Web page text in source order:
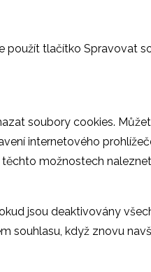
použít tlačítko Spravovat
soubory cookies.
internetového
možnostech
jsou deaktivovány
souhlasu, když znovu